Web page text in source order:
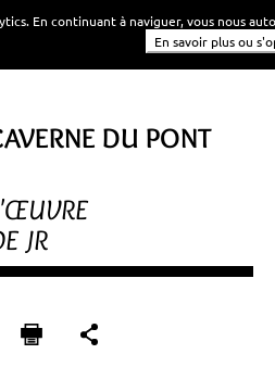
DU PONT
JR
En continuant à naviguer, vous nous
En savoir plus ou